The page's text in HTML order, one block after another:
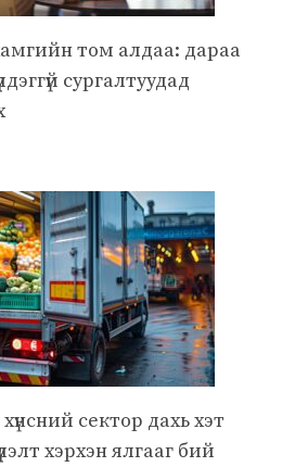
том алдаа: дараа
сургалтуудад
сектор дахь хэт
хэрхэн ялгааг бий